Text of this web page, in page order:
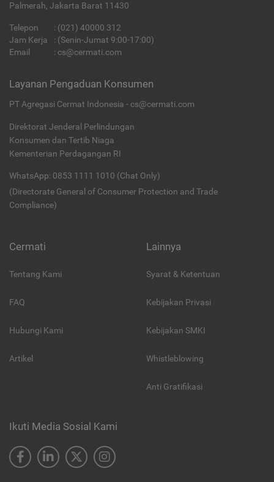
Palmerah, Jakarta Barat 11430
Telepon : (021) 40000 312
Jam Kerja
: (Senin-Jumat 9:00-17:00)
Email
: cs@cermati.com
Layanan Pengaduan Konsumen
PT Agregasi Cermat Indonesia - cs@cermati.com
Direktorat Jenderal Perlindungan
Konsumen dan Tertib Niaga
Kementerian Perdagangan RI
WhatsApp: 0853 1111 1010 (Chat Only)
(Directorate General of Consumer Protection and Trade
Compliance)
Cermati
Tentang Kami
FAQ
Hubungi Kami
Artikel
Lainnya
Syarat & Ketentuan
Kebijakan Privasi
Kebijakan SMKI
Whistleblowing
Anti Gratifikasi
Ikuti Media Sosial Kami